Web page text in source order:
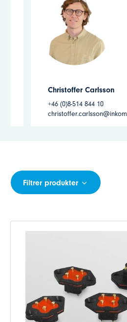
Andreas Grante
+46 (0)8-514 844 07
andreas.grante@inkom.se
Filtrer produkter